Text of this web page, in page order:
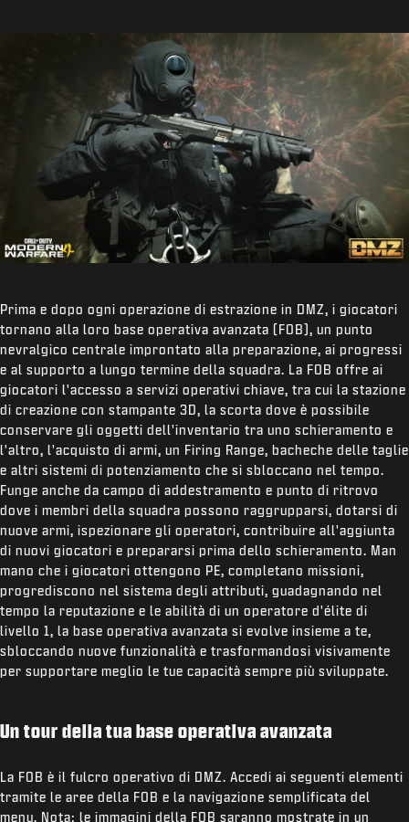
Prima e dopo ogni operazione di estrazione in DMZ, i giocatori
tornano alla loro base operativa avanzata (FOB), un punto
nevralgico centrale improntato alla preparazione, ai progressi
e al supporto a lungo termine della squadra. La FOB offre ai
giocatori l'accesso a servizi operativi chiave, tra cui la stazione
di creazione con stampante 3D, la scorta dove è possibile
conservare gli oggetti dell'inventario tra uno schieramento e
l'altro, l'acquisto di armi, un Firing Range, bacheche delle taglie
e altri sistemi di potenziamento che si sbloccano nel tempo.
Funge anche da campo di addestramento e punto di ritrovo
dove i membri della squadra possono raggrupparsi, dotarsi di
nuove armi, ispezionare gli operatori, contribuire all'aggiunta
di nuovi giocatori e prepararsi prima dello schieramento. Man
mano che i giocatori ottengono PE, completano missioni,
progrediscono nel sistema degli attributi, guadagnando nel
tempo la reputazione e le abilità di un operatore d'élite di
livello 1, la base operativa avanzata si evolve insieme a te,
sbloccando nuove funzionalità e trasformandosi visivamente
per supportare meglio le tue capacità sempre più sviluppate.
Un tour della tua base operativa avanzata
La FOB è il fulcro operativo di DMZ. Accedi ai seguenti elementi
tramite le aree della FOB e la navigazione semplificata del
menu. Nota: le immagini della FOB saranno mostrate in un